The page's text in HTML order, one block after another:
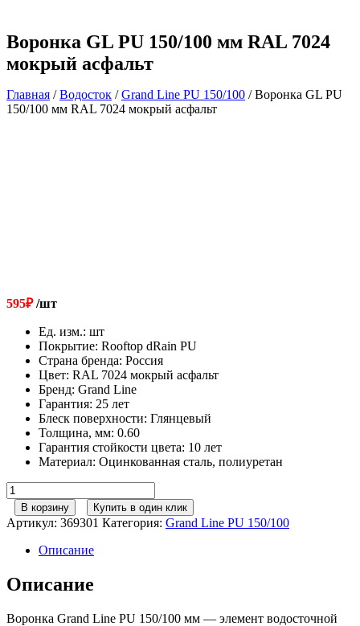
Воронка GL PU 150/100 мм RAL 7024
мокрый асфальт
Главная /Водосток /Grand Line РU 150/100 / Воронка GL PU
150/100 мм RAL 7024 мокрый асфальт
595₽/шт
Ед. изм.: шт
Покрытие: Rooftop dRain PU
Страна бренда: Россия
Цвет: RAL 7024 мокрый асфальт
Бренд: Grand Line
Гарантия: 25 лет
Блеск поверхности: Глянцевый
Толщина, мм: 0.60
Гарантия стойкости цвета: 10 лет
Материал: Оцинкованная сталь, полиуретан
Количество
товара
Воронка
GL
150/100
мм
RAL
мокрый
В корзину Купить в один клик
Артикул: 369301 Категория: Grand Line РU 150/100
Описание
Описание
Воронка Grand Line PU 150/100 мм — элемент водосточной